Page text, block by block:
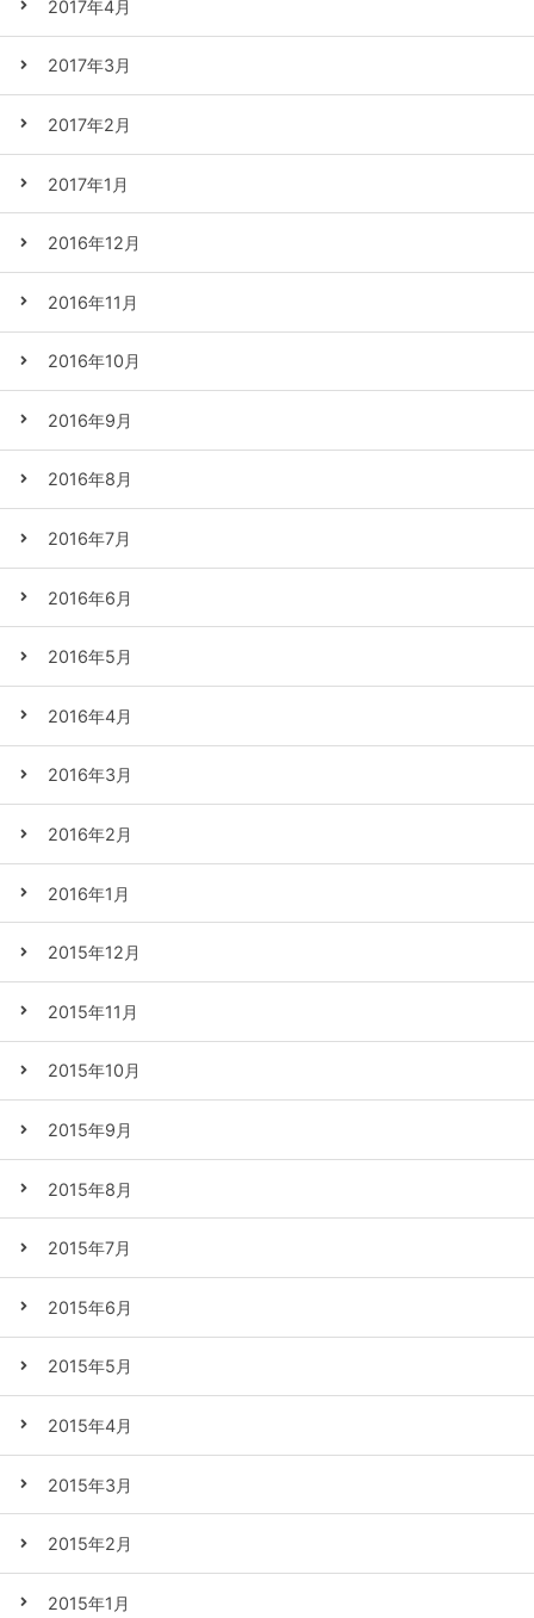
2017年4月
2017年3月
2017年2月
2017年1月
2016年12月
2016年11月
2016年10月
2016年9月
2016年8月
2016年7月
2016年6月
2016年5月
2016年4月
2016年3月
2016年2月
2016年1月
2015年12月
2015年11月
2015年10月
2015年9月
2015年8月
2015年7月
2015年6月
2015年5月
2015年4月
2015年3月
2015年2月
2015年1月